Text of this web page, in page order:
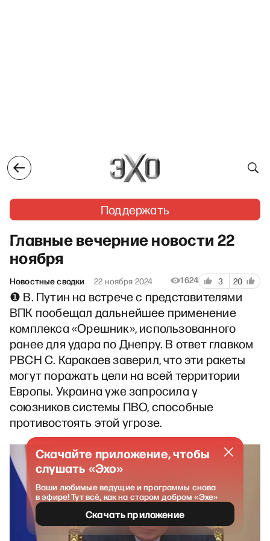
Поддержать
Главные вечерние новости 22
ноября
Новостные сводки 22 ноября 2024 1624 3 20
❶ В. Путин на встрече с представителями
ВПК пообещал дальнейшее применение
комплекса «Орешник», использованного
ранее для удара по Днепру. В ответ главком
РВСН С. Каракаев заверил, что эти ракеты
могут поражать цели на всей территории
Европы. Украина уже запросила у
союзников системы ПВО, способные
противостоять этой угрозе.
Скачайте приложение, чтобы
слушать «Эхо»
Ваши любимые ведущие и программы снова
в эфире! Тут всё, как на старом добром «Эхе»
Скачать приложение